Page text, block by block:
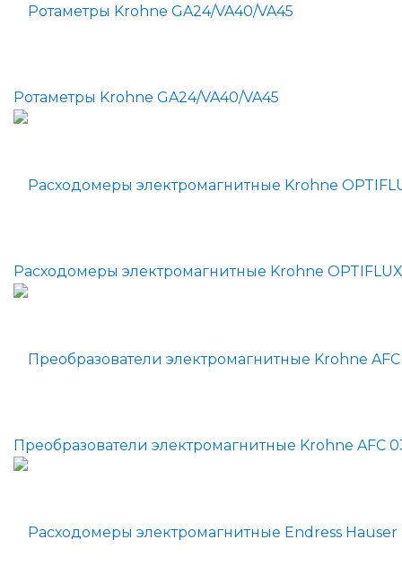
Ротаметры Krohne GA24/VA40/VA45
Расходомеры электромагнитные Krohne OPTIFLUX
Преобразователи электромагнитные Krohne AFC